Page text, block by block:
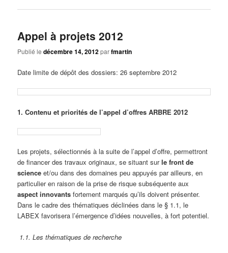
Appel à projets 2012
Publié ledécembre 14, 2012parfmartin
Date limite de dépôt des dossiers: 26 septembre 2012
1. Contenu et priorités de l’appel d’offres ARBRE 2012
Les projets, sélectionnés à la suite de l’appel d’offre, permettront
de financer des travaux originaux, se situant surle front de
science et/ou dans des domaines peu appuyés par ailleurs, en
particulier en raison de la prise de risque subséquente aux
aspect innovants fortement marqués qu’ils doivent présenter.
Dans le cadre des thématiques déclinées dans le § 1.1, le
LABEX favorisera l’émergence d’idées nouvelles, à fort potentiel.
1.1. Les thématiques de recherche